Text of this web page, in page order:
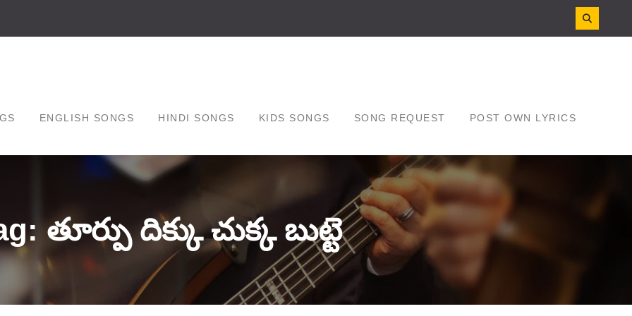
ENGLISH SONGS HINDI SONGS KIDS SONGS SONG REQUEST POST OWN LYRICS
తూర్పు దిక్కు చుక్క బుట్టె